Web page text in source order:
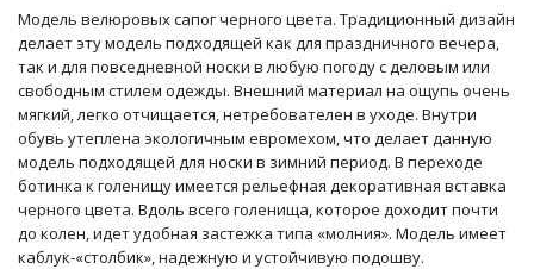
Модель велюровых сапог черного цвета. Традиционный дизайн
делает эту модель подходящей как для праздничного вечера,
так и для повседневной носки в любую погоду с деловым или
свободным стилем одежды. Внешний материал на ощупь очень
мягкий, легко отчищается, нетребователен в уходе. Внутри
обувь утеплена экологичным евромехом, что делает данную
модель подходящей для носки в зимний период. В переходе
ботинка к голенищу имеется рельефная декоративная вставка
черного цвета. Вдоль всего голенища, которое доходит почти
до колен, идет удобная застежка типа «молния». Модель имеет
каблук-«столбик», надежную и устойчивую подошву.